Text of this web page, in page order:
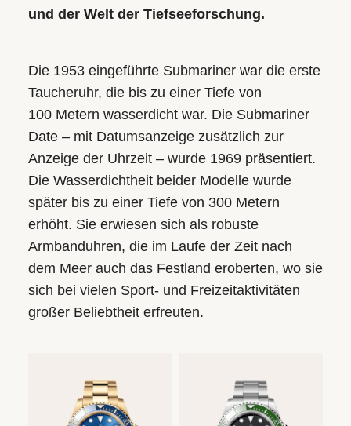
und der Welt der Tiefseeforschung.
Die 1953 eingeführte Submariner war die erste
Taucheruhr, die bis zu einer Tiefe von
100 Metern wasserdicht war. Die Submariner
Date – mit Datumsanzeige zusätzlich zur
Anzeige der Uhrzeit – wurde 1969 präsentiert.
Die Wasserdichtheit beider Modelle wurde
später bis zu einer Tiefe von 300 Metern
erhöht. Sie erwiesen sich als robuste
Armbanduhren, die im Laufe der Zeit nach
dem Meer auch das Festland eroberten, wo sie
sich bei vielen Sport- und Freizeitaktivitäten
großer Beliebtheit erfreuten.